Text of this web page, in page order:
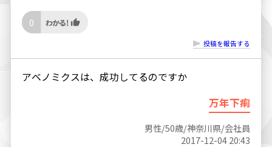
0
投稿を報告する
アベノミクスは、成功してるのですか
万年下痢
男性/50歳/神奈川県/会社員
2017-12-04 20:43